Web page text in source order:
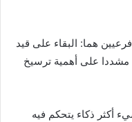
هما: البقاء على قيد
مشددا على أهمية ترسيخ
أكثر ذكاء يتحكم فيه